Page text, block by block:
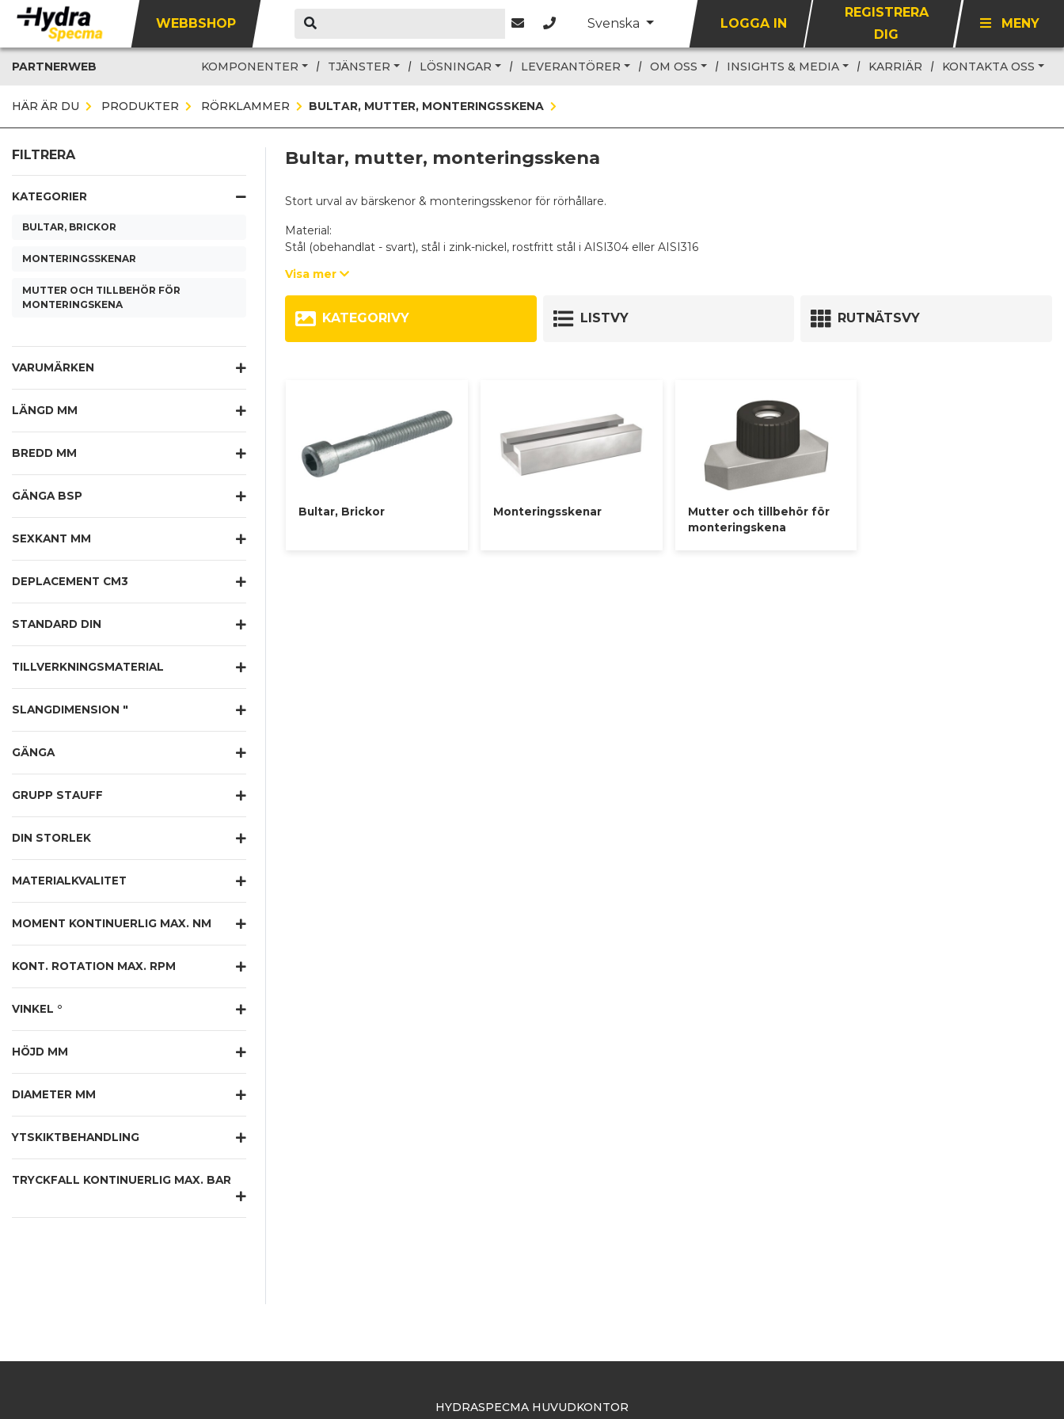
WEBBSHOP Svenska LOGGA IN
REGISTRERA
DIG
MENY
PARTNERWEB KOMPONENTER TJÄNSTER LÖSNINGAR LEVERANTÖRER OM OSS INSIGHTS & MEDIA KARRIÄR KONTAKTA OSS
HÄR ÄR DU PRODUKTER RÖRKLAMMER BULTAR, MUTTER, MONTERINGSSKENA
FILTRERA
KATEGORIER
BULTAR, BRICKOR
MONTERINGSSKENAR
MUTTER OCH TILLBEHÖR FÖR
MONTERINGSKENA
VARUMÄRKEN
LÄNGD MM
BREDD MM
GÄNGA BSP
SEXKANT MM
DEPLACEMENT CM3
STANDARD DIN
TILLVERKNINGSMATERIAL
SLANGDIMENSION "
GÄNGA
GRUPP STAUFF
DIN STORLEK
MATERIALKVALITET
MOMENT KONTINUERLIG MAX. NM
KONT. ROTATION MAX. RPM
VINKEL °
HÖJD MM
DIAMETER MM
YTSKIKTBEHANDLING
TRYCKFALL KONTINUERLIG MAX. BAR
Bultar, mutter, monteringsskena
Stort urval av bärskenor & monteringsskenor för rörhållare.
Material:
Stål (obehandlat - svart), stål i zink-nickel, rostfritt stål i AISI304 eller AISI316
Typer:
TS11 /TS14/TS30
Passar alla standard- och dubbelserierörhållare från Stauff. DIN 3015-1 + 3
STSV
Passar alla tunga serier rörhållare från Stauff - DIN 3015-2
Visa mer
KATEGORIVY LISTVY RUTNÄTSVY
Bultar, Brickor Monteringsskenar
Mutter och tillbehör för
monteringskena
HYDRASPECMA HUVUDKONTOR